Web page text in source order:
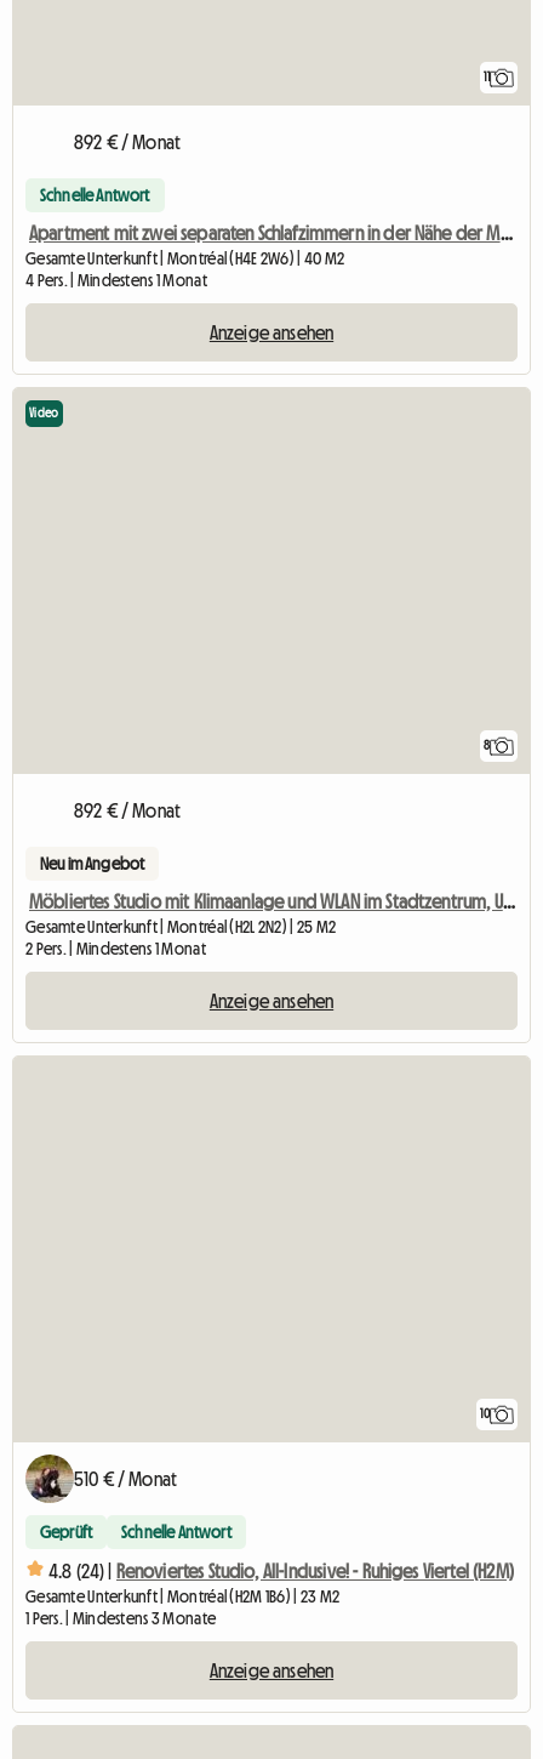
11
892 € / Monat
Schnelle Antwort
Apartment mit zwei separaten Schlafzimmern in der Nähe der Metrostation Angrignon
Gesamte Unterkunft | Montréal (H4E 2W6) | 40 M2
4 Pers. | Mindestens 1 Monat
Anzeige ansehen
8
Video
892 € / Monat
Neu im Angebot
Möbliertes Studio mit Klimaanlage und WLAN im Stadtzentrum, U-Bahn-Station Berri-UQAM
Gesamte Unterkunft | Montréal (H2L 2N2) | 25 M2
2 Pers. | Mindestens 1 Monat
Anzeige ansehen
10
510 € / Monat
Geprüft Schnelle Antwort
4.8 (24) | Renoviertes Studio, All-Inclusive! - Ruhiges Viertel (H2M)
Gesamte Unterkunft | Montréal (H2M 1B6) | 23 M2
1 Pers. | Mindestens 3 Monate
Anzeige ansehen